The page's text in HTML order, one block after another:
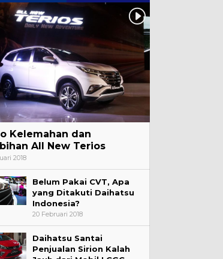
Kelemahan dan
All New Terios
2018
Belum Pakai CVT, Apa
yang Ditakuti Daihatsu
Indonesia?
20 Februari 2018
Daihatsu Santai
Penjualan Sirion Kalah